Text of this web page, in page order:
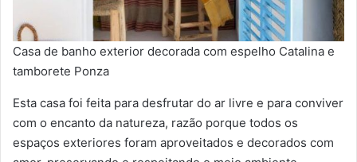
Casa de banho exterior decorada com espelho Catalina e
tamborete Ponza
Esta casa foi feita para desfrutar do ar livre e para conviver
com o encanto da natureza, razão porque todos os
espaços exteriores foram aproveitados e decorados com